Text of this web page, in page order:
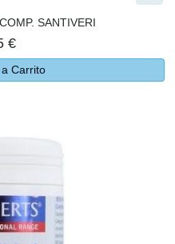
SANTIVERI
€
Carrito